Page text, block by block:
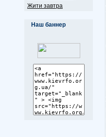
Жити завтра
Наш баннер